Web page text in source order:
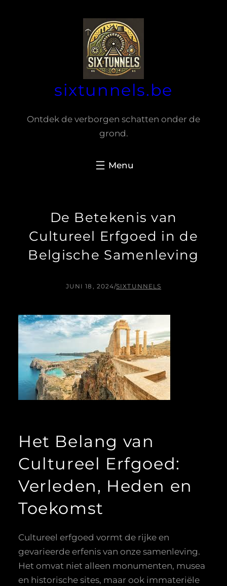
sixtunnels.be
Ontdek de verborgen schatten onder de
grond.
De Betekenis van
Cultureel Erfgoed in de
Belgische Samenleving
JUNI 18, 2024/SIXTUNNELS
Het Belang van
Cultureel Erfgoed:
Verleden, Heden en
Toekomst
Cultureel erfgoed vormt de rijke en
gevarieerde erfenis van onze samenleving.
Het omvat niet alleen monumenten, musea
en historische sites, maar ook immateriële